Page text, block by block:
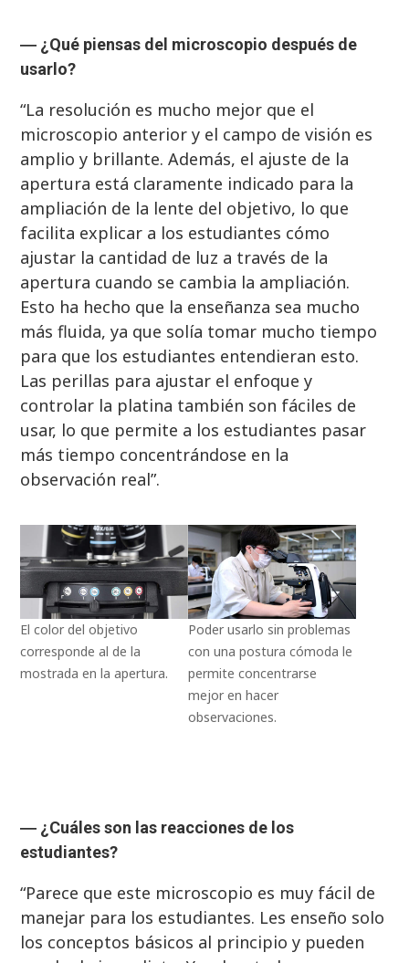
― ¿Qué piensas del microscopio después de
usarlo?
“La resolución es mucho mejor que el
microscopio anterior y el campo de visión es
amplio y brillante. Además, el ajuste de la
apertura está claramente indicado para la
ampliación de la lente del objetivo, lo que
facilita explicar a los estudiantes cómo
ajustar la cantidad de luz a través de la
apertura cuando se cambia la ampliación.
Esto ha hecho que la enseñanza sea mucho
más fluida, ya que solía tomar mucho tiempo
para que los estudiantes entendieran esto.
Las perillas para ajustar el enfoque y
controlar la platina también son fáciles de
usar, lo que permite a los estudiantes pasar
más tiempo concentrándose en la
observación real”.
El color del objetivo
corresponde al de la
mostrada en la apertura.
Poder usarlo sin problemas
con una postura cómoda le
permite concentrarse
mejor en hacer
observaciones.
― ¿Cuáles son las reacciones de los
estudiantes?
“Parece que este microscopio es muy fácil de
manejar para los estudiantes. Les enseño solo
los conceptos básicos al principio y pueden